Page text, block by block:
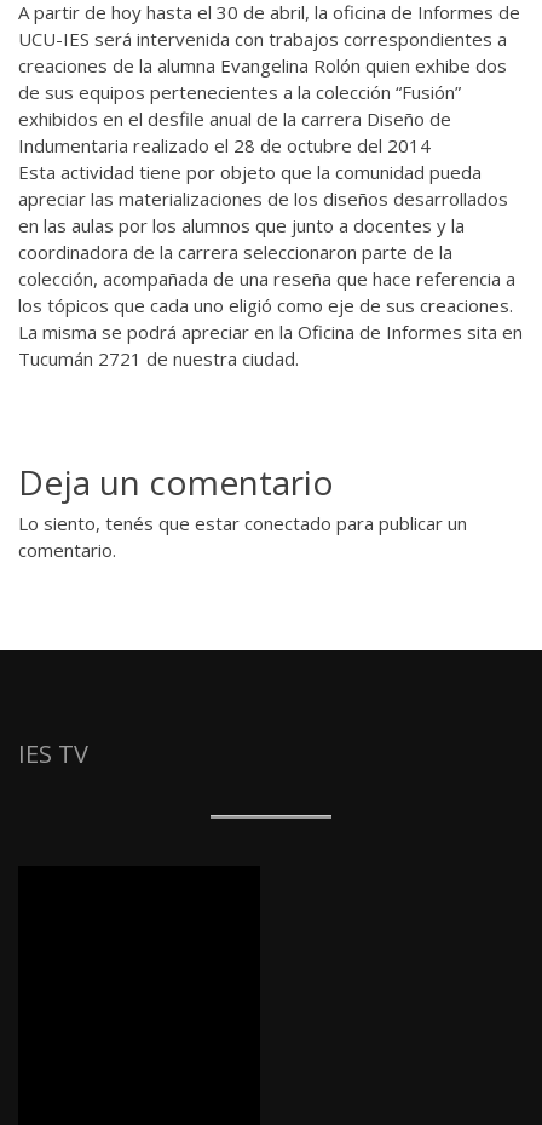
A partir de hoy hasta el 30 de abril, la oficina de Informes de
UCU-IES será intervenida con trabajos correspondientes a
creaciones de la alumna Evangelina Rolón quien exhibe dos
de sus equipos pertenecientes a la colección “Fusión”
exhibidos en el desfile anual de la carrera Diseño de
Indumentaria realizado el 28 de octubre del 2014
Esta actividad tiene por objeto que la comunidad pueda
apreciar las materializaciones de los diseños desarrollados
en las aulas por los alumnos que junto a docentes y la
coordinadora de la carrera seleccionaron parte de la
colección, acompañada de una reseña que hace referencia a
los tópicos que cada uno eligió como eje de sus creaciones.
La misma se podrá apreciar en la Oficina de Informes sita en
Tucumán 2721 de nuestra ciudad.
Deja un comentario
Lo siento, tenés que estar conectado para publicar un
comentario.
IES TV